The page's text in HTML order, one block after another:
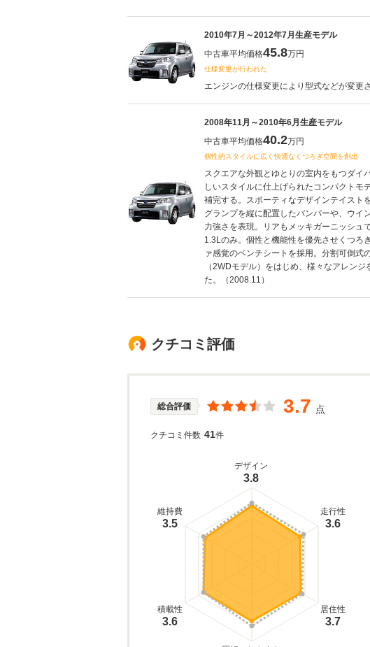
2010年7月～2012年7月生産モデル
中古車平均価格45.8万円
仕様変更が行われた
エンジンの仕様変更により型式などが変更
2008年11月～2010年6月生産モデル
中古車平均価格40.2万円
個性的スタイルに広く快適なくつろぎ空間を創出
スクエアな外観とゆとりの室内をもつダイ
しいスタイルに仕上げられたコンパクトモ
補完する。スポーティなデザインテイスト
グランプを縦に配置したバンパーや、ウイ
力強さを表現。リアもメッキガーニッシュ
1.3Lのみ。個性と機能性を優先させくつろ
ァ感覚のベンチシートを採用。分割可倒式
（2WDモデル）をはじめ、様々なアレン
た。（2008.11）
クチコミ評価
総合評価 3.7 点
クチコミ件数 41件
デザイン
3.8
走行性
3.6
居住性
3.7
積載性
3.6
維持費
3.5